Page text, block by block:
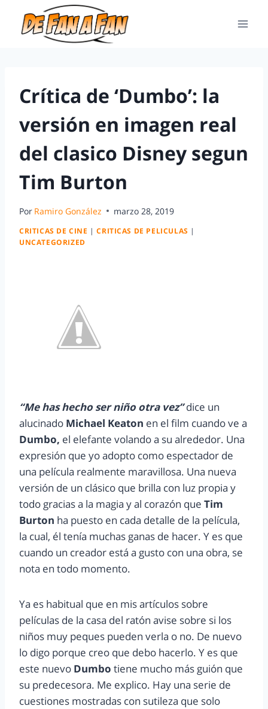
Crítica de ‘Dumbo’: la
versión en imagen real
del clasico Disney segun
Tim Burton
Por Ramiro González marzo 28, 2019
CRITICAS DE CINE |CRITICAS DE PELICULAS |
UNCATEGORIZED
“Me has hecho ser niño otra vez”dice un
alucinado Michael Keaton en el film cuando ve a
Dumbo, el elefante volando a su alrededor. Una
expresión que yo adopto como espectador de
una película realmente maravillosa. Una nueva
versión de un clásico que brilla con luz propia y
todo gracias a la magia y al corazón que Tim
Burton ha puesto en cada detalle de la película,
la cual, él tenía muchas ganas de hacer. Y es que
cuando un creador está a gusto con una obra, se
nota en todo momento.
Ya es habitual que en mis artículos sobre
películas de la casa del ratón avise sobre si los
niños muy peques pueden verla o no. De nuevo
lo digo porque creo que debo hacerlo. Y es que
este nuevo Dumbo tiene mucho más guión que
su predecesora. Me explico. Hay una serie de
cuestiones mostradas con sutileza que solo